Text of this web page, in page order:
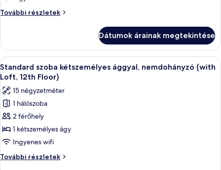
szoba,
nemdohányzó
High
Ceiling)
További részletek
Gazdaságos
(with
High
Ceiling)
további
részletei
Dátumok árainak megtekintése
A
következő
szoba
összes
képének
megtekintése:
Standard
szoba
kétszemélyes
ággyal,
Egy szállodai szoba, amelyben
4
Standard szoba kétszemélyes ággyal, nemdohányzó (with
Loft, 12th Floor)
15 négyzetméter
1 hálószoba
2 férőhely
1 kétszemélyes ágy
Ingyenes wifi
További részletek
Standard